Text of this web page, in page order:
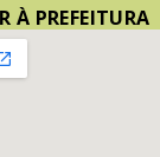
À PREFEITURA